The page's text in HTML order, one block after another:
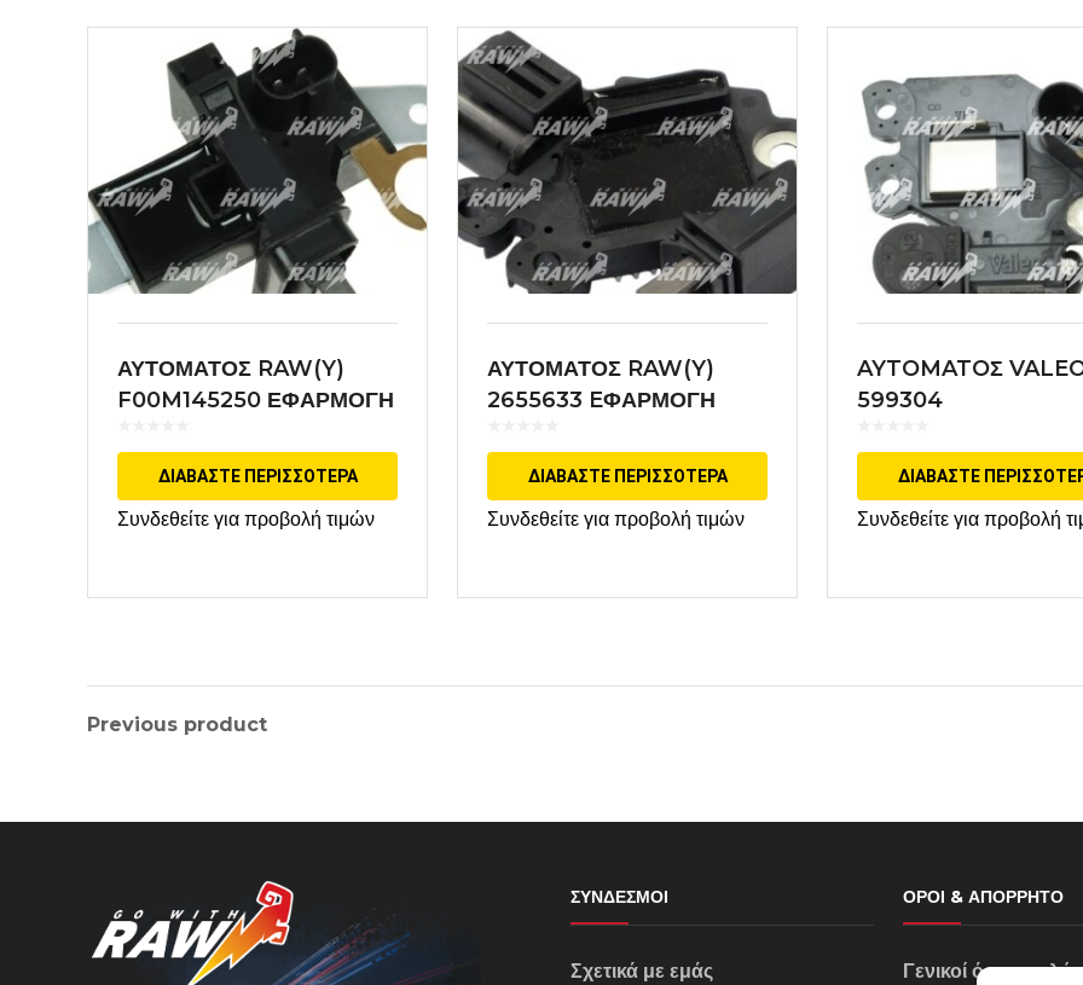
ΑΥΤΟΜΑΤΟΣ RAW(Y)
F00M145250 ΕΦΑΡΜΟΓΗ
ΔΙΑΒΆΣΤΕ ΠΕΡΙΣΣΌΤΕΡΑ
Συνδεθείτε για προβολή τιμών
ΑΥΤΟΜΑΤΟΣ RAW(Y)
2655633 EΦΑΡΜΟΓΗ
ΔΙΑΒΆΣΤΕ ΠΕΡΙΣΣΌΤΕΡΑ
Συνδεθείτε για προβολή τιμών
AYTOMATOΣ
599304
ΔΙΑΒΆΣΤΕ
Συνδεθείτε για προβολή
Previous product
ΣΎΝΔΕΣΜΟΙ
Σχετικά με εμάς
ΌΡΟΙ & ΑΠΌΡΡΗΤΟ
Γενικοί όροι